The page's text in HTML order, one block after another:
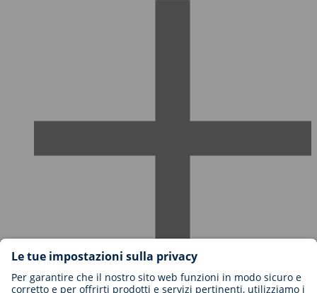
Carriere in BIOTRONIK